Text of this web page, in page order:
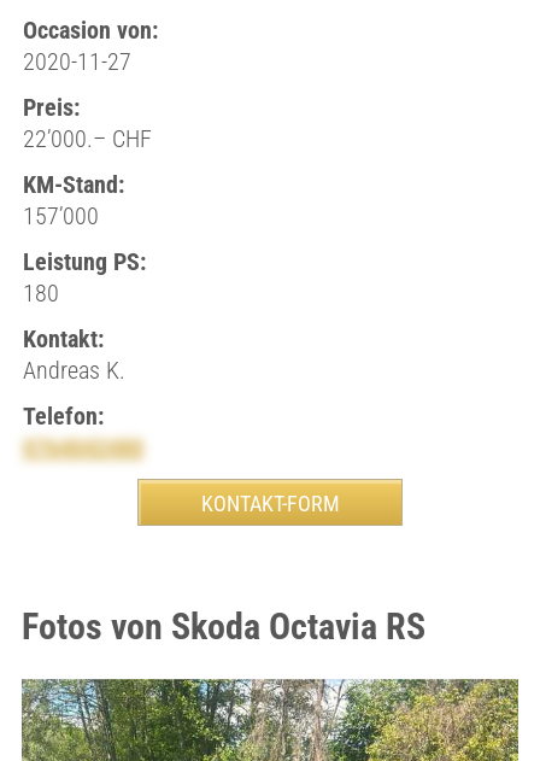
Occasion von:
2020-11-27
Preis:
22’000.– CHF
KM-Stand:
157’000
Leistung PS:
180
Kontakt:
Andreas K.
Telefon:
0764042480
Fotos von Skoda Octavia RS